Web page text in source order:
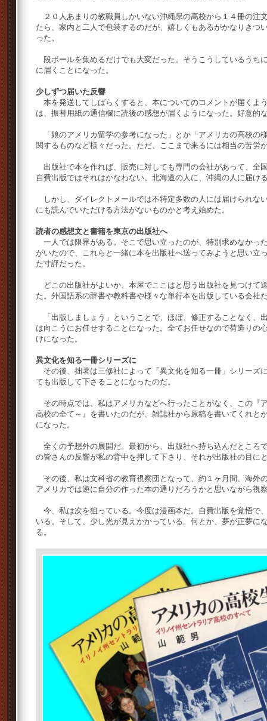
２０人あまりの教職員しかいない沖縄県の高校から１４冊の注
たら、家内と二人で包装するのだが、嬉しくもあるがかなりきつ
った。
段ボールを集めるだけでも大変だった。そうこうしているうち
に届くことになった。
少しずつ届いた反響
本を発送してしばらくすると、本についてのコメントが届くよ
は、振替用紙の通信欄に読後の感想が届くようになった。好意的
「娘のアメリカ留学の参考になった」とか「アメリカの高校の
関するものなど様々だった。ただ、ここまで来るには相当の苦労
出版社で本を作れば、販売に対しても専門の会社があって、全
自費出版ではそれはかなわない。北海道の人に、沖縄の人に届け
しかし、ダイレクトメールでは不特定多数の人には届けられな
にも読んでいただける方法がないものかと考え始めた。
読者の感想文と書籍を東京の出版社へ
一人では限界がある。そこで思い立ったのが、特別求めなかっ
がいたので、これらと一緒に本を出版社へ送ってみようと思い立
た寸評だった。
どこの出版社がよいか、本屋でここはと思う出版社を見つけて
た。外国語系の辞書や教科書や様々な単行本を出版している会社
「出版しましょう」ということで、ほぼ、修正することなく、
は向こうにお任せすることになった。全てお任せなので荷造りの
けになった。
異文化を知る一冊シリーズに
その後、拙著は三修社によって「異文化を知る一冊」シリーズ
ても出版して下さることになったのだ。
その時点では、私はアメリカなどへ行ったことがなく、この『
高校の全て～』を書いたのだが、雑誌社から原稿を書いてくれと
になった。
全くの予想外の展開だ。最初から、出版社へ持ち込んだところ
の皆さんの反響が私の背中を押して下さり、それが出版社の目に
その後、私は文科省の教育視察団となって、約１ヶ月間、海外
アメリカでは逆に自分の作った本の通りだろうかと思いながら視
今、私は次を狙っている。今度は漫画本だ。自費出版を覚悟で
いる。そして、少し光が見えかかっている。何とか、夢が正夢に
る。